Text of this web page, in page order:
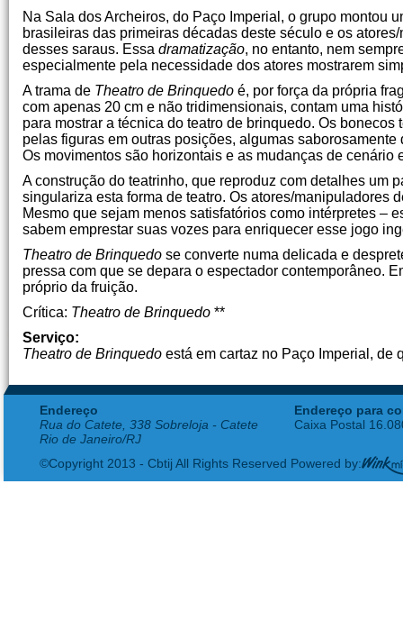
Na Sala dos Archeiros, do Paço Imperial, o grupo montou
brasileiras das primeiras décadas deste século e os
desses saraus. Essa dramatização, no entanto, nem
especialmente pela necessidade dos atores mostrarem
A trama de Theatro de Brinquedo é, por força da própria
com apenas 20 cm e não tridimensionais, contam uma
para mostrar a técnica do teatro de brinquedo. Os
pelas figuras em outras posições, algumas
Os movimentos são horizontais e as mudanças de
A construção do teatrinho, que reproduz com detalhes um
singulariza esta forma de teatro. Os atores/manipuladores
Mesmo que sejam menos satisfatórios como intérpretes –
sabem emprestar suas vozes para enriquecer esse jogo
Theatro de Brinquedo se converte numa delicada e
pressa com que se depara o espectador contemporâneo.
próprio da fruição.
Crítica: Theatro de Brinquedo **
Serviço:
Theatro de Brinquedo está em cartaz no Paço Imperial, de
Endereço
Rua do Catete, 338 Sobreloja - Catete
Rio de Janeiro/RJ
Endereço para
Caixa Postal
©Copyright 2013 - Cbtij All Rights Reserved Powered by: